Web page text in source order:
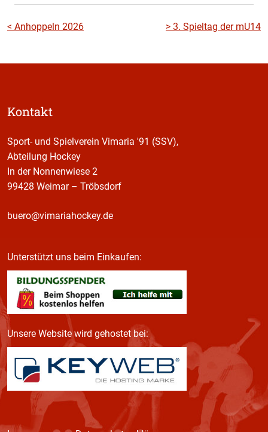
Beitragsnavigation
< Anhoppeln 2026 > 3. Spieltag der mU14
Kontakt
Sport- und Spielverein Vimaria '91 (SSV),
Abteilung Hockey
In der Nonnenwiese 2
99428 Weimar – Tröbsdorf
buero@vimariahockey.de
Unterstützt uns beim Einkaufen:
Unsere Website wird gehostet bei: